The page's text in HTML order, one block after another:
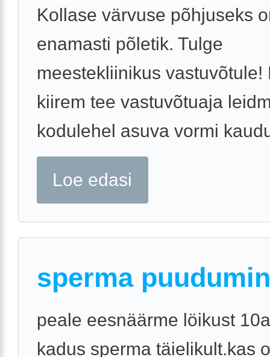
Kollase värvuse põhjuseks
enamasti põletik. Tulge
meestekliinikus vastuvõtule!
kiirem tee vastuvõtuaja
kodulehel asuva vormi
Loe edasi
sperma
peale eesnäärme löikust
kadus sperma täielikult.kas